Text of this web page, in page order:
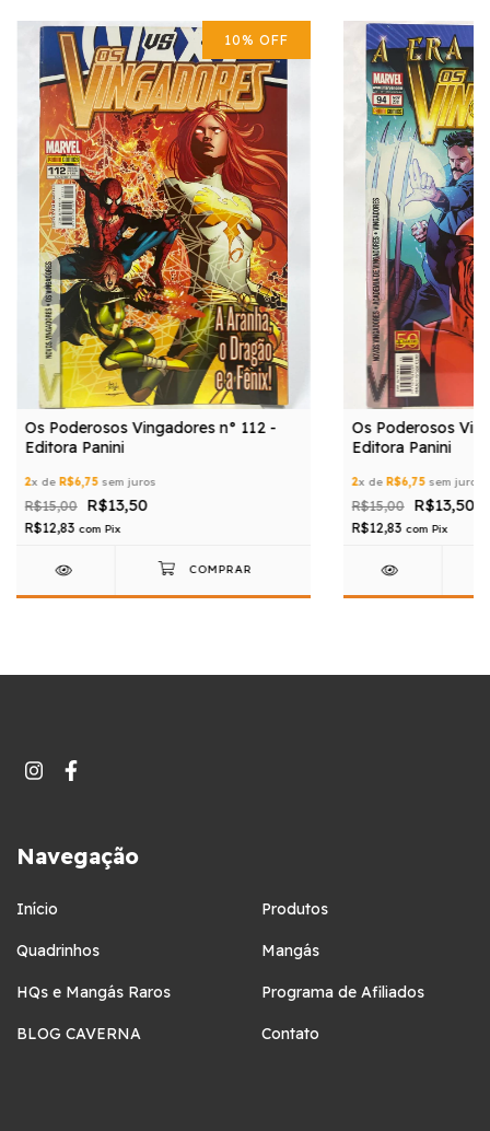
10% OFF
Os Poderosos Vingadores n° 112 -
Editora Panini
2x de R$6,75sem juros
R$15,00 R$13,50
R$12,83 com Pix
Os Poderosos
Editora Panini
2x de R$6,75sem juros
R$15,00 R$13,50
R$12,83 com Pix
Navegação
Início Produtos
Quadrinhos Mangás
HQs e Mangás Raros Programa de Afiliados
BLOG CAVERNA Contato